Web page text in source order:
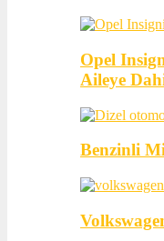
Opel
Aileye
Benzinli